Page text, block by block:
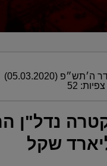
(05.03.2020)
52
שקל